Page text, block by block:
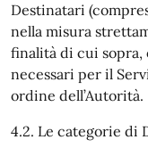
Destinatari
nella misura
finalità di cui sopra,
necessari per il
ordine dell’Autorità.
4.2. Le categorie di